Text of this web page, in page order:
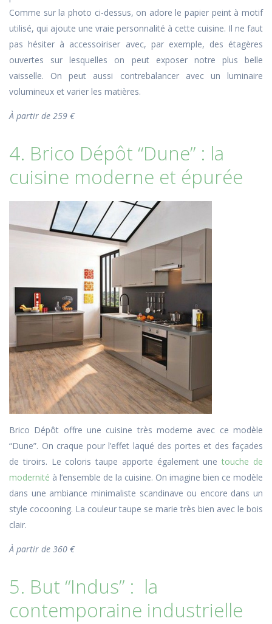
Comme sur la photo ci-dessus, on adore le papier peint à motif
utilisé, qui ajoute une vraie personnalité à cette cuisine. Il ne faut
pas hésiter à accessoiriser avec, par exemple, des étagères
ouvertes sur lesquelles on peut exposer notre plus belle
vaisselle. On peut aussi contrebalancer avec un luminaire
volumineux et varier les matières.
À partir de 259 €
4. Brico Dépôt “Dune” : la
cuisine moderne et épurée
Brico Dépôt offre une cuisine très moderne avec ce modèle
“Dune”. On craque pour l’effet laqué des portes et des façades
de tiroirs. Le coloris taupe apporte également unetouche de
modernité à l’ensemble de la cuisine. On imagine bien ce modèle
dans une ambiance minimaliste scandinave ou encore dans un
style cocooning. La couleur taupe se marie très bien avec le bois
clair.
À partir de 360 €
5. But “Indus” : la
contemporaine industrielle